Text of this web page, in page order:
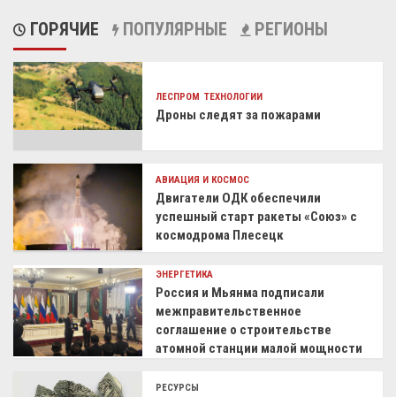
ГОРЯЧИЕ ПОПУЛЯРНЫЕ РЕГИОНЫ
ЛЕСПРОМ ТЕХНОЛОГИИ
Дроны следят за пожарами
АВИАЦИЯ И КОСМОС
Двигатели ОДК обеспечили
успешный старт ракеты «Союз» с
космодрома Плесецк
ЭНЕРГЕТИКА
Россия и Мьянма подписали
межправительственное
соглашение о строительстве
атомной станции малой мощности
РЕСУРСЫ